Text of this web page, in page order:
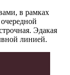
в рамках
Эдакая
линией.